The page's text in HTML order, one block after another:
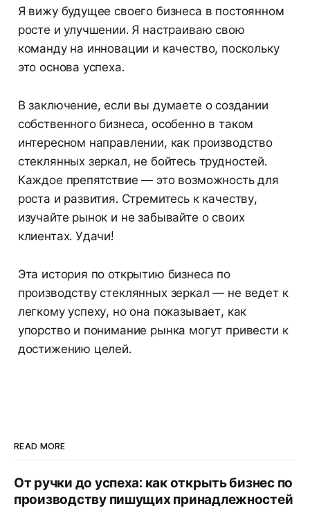
Я вижу будущее своего бизнеса в постоянном
росте и улучшении. Я настраиваю свою
команду на инновации и качество, поскольку
это основа успеха.
В заключение, если вы думаете о создании
собственного бизнеса, особенно в таком
интересном направлении, как производство
стеклянных зеркал, не бойтесь трудностей.
Каждое препятствие — это возможность для
роста и развития. Стремитесь к качеству,
изучайте рынок и не забывайте о своих
клиентах. Удачи!
Эта история по открытию бизнеса по
производству стеклянных зеркал — не ведет к
легкому успеху, но она показывает, как
упорство и понимание рынка могут привести к
достижению целей.
READ MORE
От ручки до успеха: как открыть бизнес по
производству пишущих принадлежностей